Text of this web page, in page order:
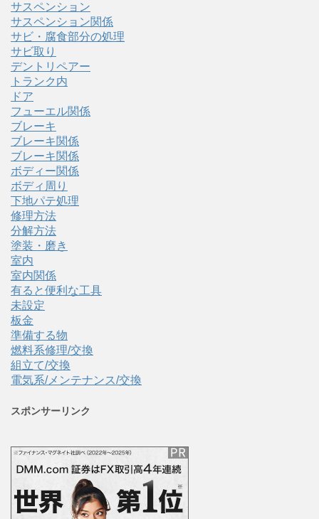
サスペンション
サスペンション関係
サビ・腐食部分の処理
サビ取り
デントリペアー
トランク内
ドア
フューエル関係
ブレーキ
ブレーキ関係
ブレーキ関係
ボディー関係
ボディ周り
下地パテ処理
修理方法
分解方法
塗装・磨き
室内
室内関係
有ると便利な工具
未設定
板金
準備する物
燃料系修理/交換
組立て/交換
電気系/メンテナンス/交換
スポンサーリンク